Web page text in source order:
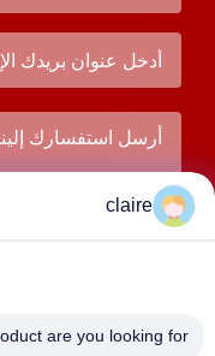
claire
are you looking for?